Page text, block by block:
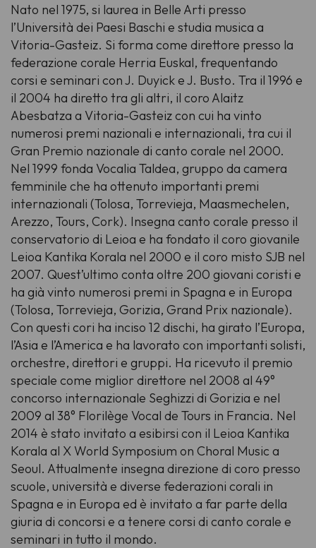
Nato nel 1975, si laurea in Belle Arti presso
l’Università dei Paesi Baschi e studia musica a
Vitoria-Gasteiz. Si forma come direttore presso la
federazione corale Herria Euskal, frequentando
corsi e seminari con J. Duyick e J. Busto. Tra il 1996 e
il 2004 ha diretto tra gli altri, il coro Alaitz
Abesbatza a Vitoria-Gasteiz con cui ha vinto
numerosi premi nazionali e internazionali, tra cui il
Gran Premio nazionale di canto corale nel 2000.
Nel 1999 fonda Vocalia Taldea, gruppo da camera
femminile che ha ottenuto importanti premi
internazionali (Tolosa, Torrevieja, Maasmechelen,
Arezzo, Tours, Cork). Insegna canto corale presso il
conservatorio di Leioa e ha fondato il coro giovanile
Leioa Kantika Korala nel 2000 e il coro misto SJB nel
2007. Quest’ultimo conta oltre 200 giovani coristi e
ha già vinto numerosi premi in Spagna e in Europa
(Tolosa, Torrevieja, Gorizia, Grand Prix nazionale).
Con questi cori ha inciso 12 dischi, ha girato l’Europa,
l’Asia e l’America e ha lavorato con importanti solisti,
orchestre, direttori e gruppi. Ha ricevuto il premio
speciale come miglior direttore nel 2008 al 49°
concorso internazionale Seghizzi di Gorizia e nel
2009 al 38° Florilège Vocal de Tours in Francia. Nel
2014 è stato invitato a esibirsi con il Leioa Kantika
Korala al X World Symposium on Choral Music a
Seoul. Attualmente insegna direzione di coro presso
scuole, università e diverse federazioni corali in
Spagna e in Europa ed è invitato a far parte della
giuria di concorsi e a tenere corsi di canto corale e
seminari in tutto il mondo.